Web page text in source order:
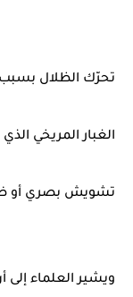
تحرّك الظلال
الغبار المريخي
تشويش بصري أو
ويشير العلماء إلى